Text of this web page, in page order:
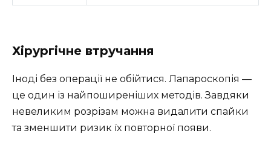
Хірургічне втручання
Іноді без операції не обійтися. Лапароскопія —
це один із найпоширеніших методів. Завдяки
невеликим розрізам можна видалити спайки
та зменшити ризик їх повторної появи.